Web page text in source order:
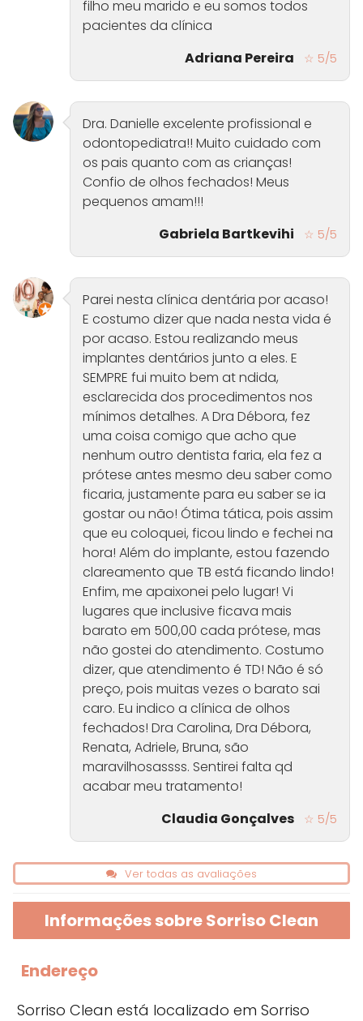
filho meu marido e eu somos todos
pacientes da clínica
Adriana Pereira
☆ 5/5
Dra. Danielle excelente profissional e
odontopediatra!! Muito cuidado com
os pais quanto com as crianças!
Confio de olhos fechados! Meus
pequenos amam!!!
Gabriela Bartkevihi
☆ 5/5
Parei nesta clínica dentária por acaso!
E costumo dizer que nada nesta vida é
por acaso. Estou realizando meus
implantes dentários junto a eles. E
SEMPRE fui muito bem at ndida,
esclarecida dos procedimentos nos
mínimos detalhes. A Dra Débora, fez
uma coisa comigo que acho que
nenhum outro dentista faria, ela fez a
prótese antes mesmo deu saber como
ficaria, justamente para eu saber se ia
gostar ou não! Ótima tática, pois assim
que eu coloquei, ficou lindo e fechei na
hora! Além do implante, estou fazendo
clareamento que TB está ficando lindo!
Enfim, me apaixonei pelo lugar! Vi
lugares que inclusive ficava mais
barato em 500,00 cada prótese, mas
não gostei do atendimento. Costumo
dizer, que atendimento é TD! Não é só
preço, pois muitas vezes o barato sai
caro. Eu indico a clínica de olhos
fechados! Dra Carolina, Dra Débora,
Renata, Adriele, Bruna, são
maravilhosassss. Sentirei falta qd
acabar meu tratamento!
Claudia Gonçalves
☆ 5/5
Ver todas as avaliações
Informações sobre Sorriso Clean
Endereço
Sorriso Clean está localizado em Sorriso